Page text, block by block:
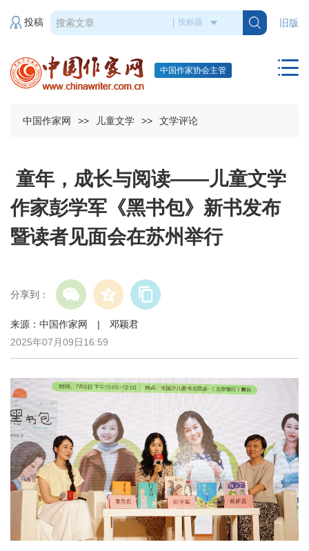
旧版
投稿
中国作家协会主管
中国作家网 >> 儿童文学 >> 文学评论
童年，成长与阅读——儿童文学
作家彭学军《黑书包》新书发布
暨读者见面会在苏州举行
分享到：
来源：中国作家网 | 邓颖君
2025年07月09日16:59